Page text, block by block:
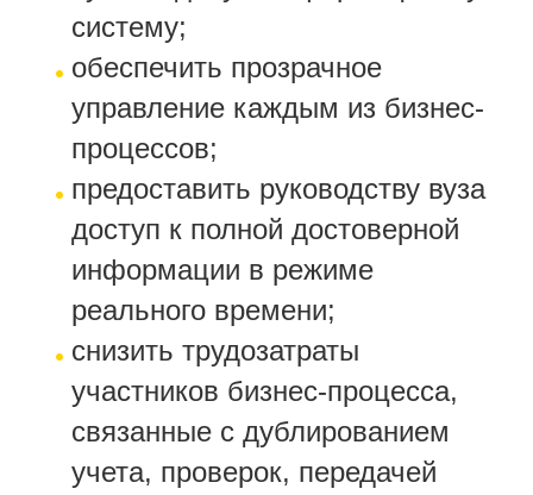
систему;
обеспечить прозрачное
управление каждым из бизнес-
процессов;
предоставить руководству вуза
доступ к полной достоверной
информации в режиме
реального времени;
снизить трудозатраты
участников бизнес-процесса,
связанные с дублированием
учета, проверок, передачей